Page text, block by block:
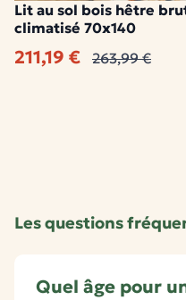
Lit au sol bois hêtre
climatisé 70x140
211,19 € 263,99 €
Les questions
Quel âge pour